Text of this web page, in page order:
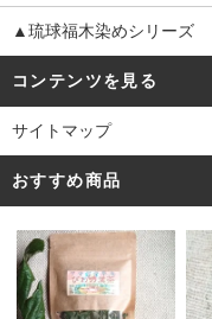
▲琉球福木染めシリーズ
コンテンツを見る
サイトマップ
おすすめ商品